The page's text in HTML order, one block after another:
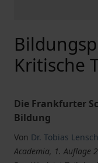
Kritische
Die Frankfurter
Bildung
Von Dr. Tobias Lensch
Academia, 1. Auflage